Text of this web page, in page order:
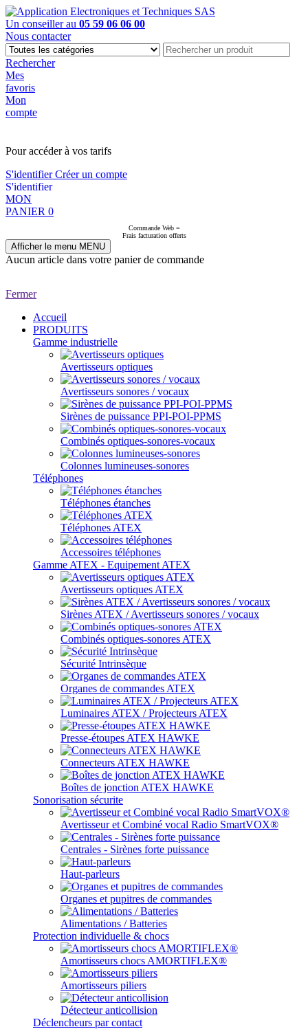
Un conseiller au 05 59 06 06 00
Nous contacter
Rechercher
Mes
favoris
Mon
compte
Pour accéder à vos tarifs
S'identifierCréer un compte
S'identifier
MON
PANIER 0
Commande Web =
Frais facturation offerts
Afficher le menu MENU
Aucun article dans votre panier de commande
Fermer
Accueil
PRODUITS
Gamme industrielle
Avertisseurs optiques
Avertisseurs sonores / vocaux
Sirènes de puissance PPI-POI-PPMS
Combinés optiques-sonores-vocaux
Colonnes lumineuses-sonores
Téléphones
Téléphones étanches
Téléphones ATEX
Accessoires téléphones
Gamme ATEX - Equipement ATEX
Avertisseurs optiques ATEX
Sirènes ATEX / Avertisseurs sonores / vocaux
Combinés optiques-sonores ATEX
Sécurité Intrinsèque
Organes de commandes ATEX
Luminaires ATEX / Projecteurs ATEX
Presse-étoupes ATEX HAWKE
Connecteurs ATEX HAWKE
Boîtes de jonction ATEX HAWKE
Sonorisation sécurite
Avertisseur et Combiné vocal Radio SmartVOX®
Centrales - Sirènes forte puissance
Haut-parleurs
Organes et pupitres de commandes
Alimentations / Batteries
Protection individuelle & chocs
Amortisseurs chocs AMORTIFLEX®
Amortisseurs piliers
Détecteur anticollision
Déclencheurs par contact